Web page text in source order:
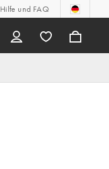
Hilfe und FAQ